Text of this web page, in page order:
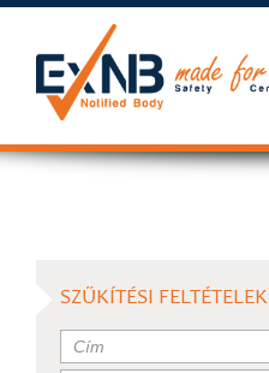
SZŰKÍTÉSI FELTÉTELEK